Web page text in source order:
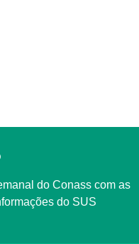
do SUS